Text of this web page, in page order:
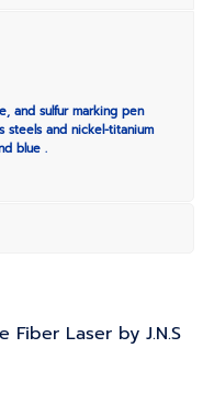
and sulfur marking pen
steels and nickel-titanium
blue .